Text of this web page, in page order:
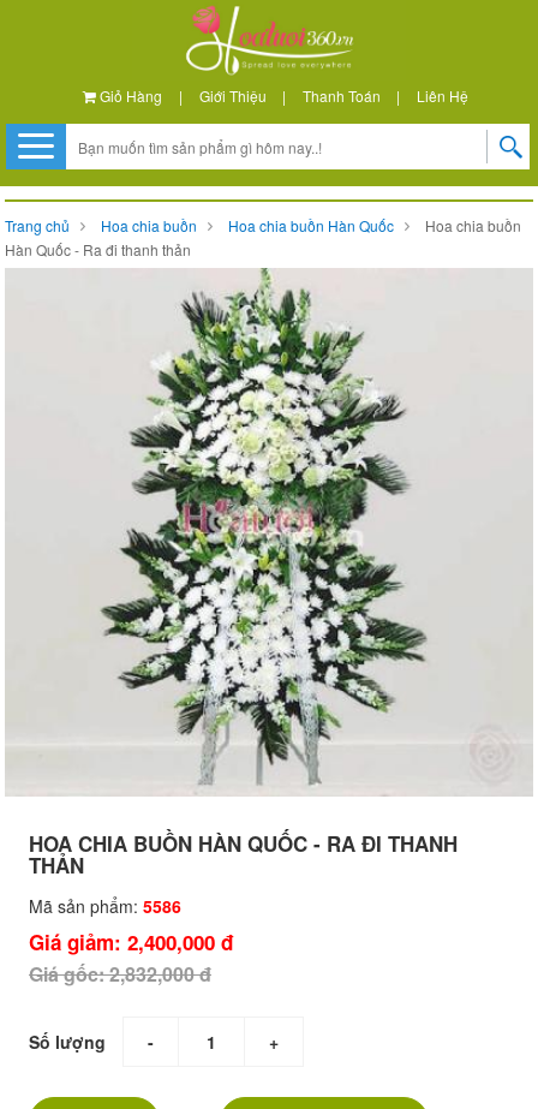
Giỏ Hàng | Giới Thiệu | Thanh Toán | Liên Hệ
Trang chủ Hoa chia buồn Hoa chia buồn Hàn Quốc
Hoa chia buồn
Hàn Quốc - Ra đi thanh thản
HOA CHIA BUỒN HÀN QUỐC - RA ĐI THANH
THẢN
Mã sản phẩm: 5586
Giá giảm: 2,400,000 đ
Giá gốc: 2,832,000 đ
Số lượng - +